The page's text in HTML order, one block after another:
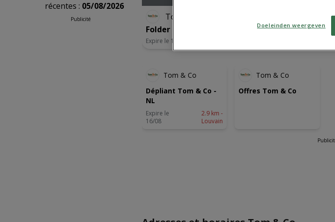
récentes : 05/08/2026
Publicité
Tom & Co
Folder Tom & Co - FR
Expire le 16/08
Tom & Co
Dépliant Tom & Co -
NL
Expire le
16/08
2.9 km -
Louvain
Tom & Co
Offres Tom & Co
Doeleinden weergeven